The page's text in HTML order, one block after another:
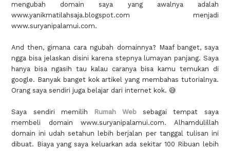
mengubah domain saya yang awalnya adalah
www.yanikmatilahsaja.blogspot.com menjadi
www.suryanipalamui.com.
And then, gimana cara ngubah domainnya? Maaf banget, saya
ngga bisa jelaskan disini karena stepnya lumayan panjang. Saya
hanya bisa ngasih tau kalau caranya bisa kamu temukan di
google. Banyak banget kok artikel yang membahas tutorialnya.
Orang saya sendiri juga belajar dari internet kok. 😅
Saya sendiri memilih Rumah Web sebagai tempat saya
membeli domain www.suryanipalamui.com. Alhamdulillah
domain ini udah setahun lebih berjalan per tanggal tulisan ini
dibuat. Biaya yang saya keluarkan ada sekitar 100 Ribuan lebih